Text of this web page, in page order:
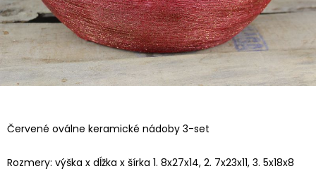
Červené oválne keramické nádoby 3-set
Rozmery: výška x dĺžka x šírka 1. 8x27x14, 2. 7x23x11, 3. 5x18x8